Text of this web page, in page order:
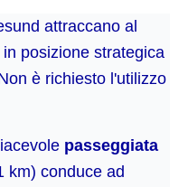
attraccano al
posizione strategica
è richiesto l'utilizzo
passeggiata
km) conduce ad